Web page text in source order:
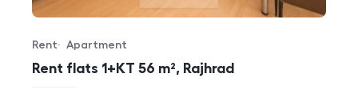
Rent flats 1+KT 56 m², Rajhrad
Offer type
Rent
Property type
Apartment